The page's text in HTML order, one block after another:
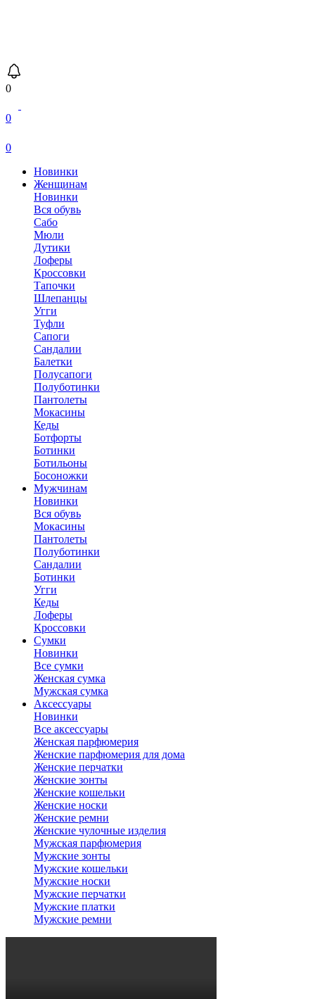
0
0
0
Новинки
Женщинам
Новинки
Вся обувь
Сабо
Мюли
Дутики
Лоферы
Кроссовки
Тапочки
Шлепанцы
Угги
Туфли
Сапоги
Сандалии
Балетки
Полусапоги
Полуботинки
Пантолеты
Мокасины
Кеды
Ботфорты
Ботинки
Ботильоны
Босоножки
Мужчинам
Новинки
Вся обувь
Мокасины
Пантолеты
Полуботинки
Сандалии
Ботинки
Угги
Кеды
Лоферы
Кроссовки
Сумки
Новинки
Все сумки
Женская сумка
Мужская сумка
Аксессуары
Новинки
Все аксессуары
Женская парфюмерия
Женские парфюмерия для дома
Женские перчатки
Женские зонты
Женские кошельки
Женские носки
Женские ремни
Женские чулочные изделия
Мужская парфюмерия
Мужские зонты
Мужские кошельки
Мужские носки
Мужские перчатки
Мужские платки
Мужские ремни